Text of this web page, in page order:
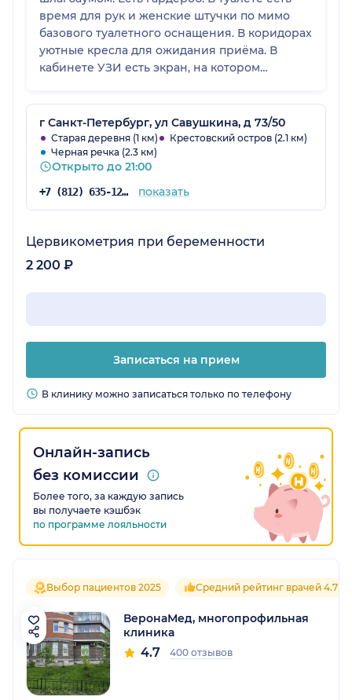
время для рук и женские штучки по мимо
базового туалетного оснащения. В коридорах
уютные кресла для ожидания приёма. В
кабинете УЗИ есть экран, на котором
врач. Большая заметная вывеска, есть
указатели, где какая часть клиники.
г Санкт-Петербург, ул Савушкина, д 73/50
Старая деревня (1 км)
Крестовский остров (2.1 км)
Черная речка (2.3 км)
Открыто до 21:00
+7 (812) 635-12-04 показать
Цервикометрия при беременности
2 200 ₽
Записаться на прием
В клинику можно записаться только по телефону
Онлайн-запись
без комиссии
Более того, за каждую запись
вы получаете кэшбэк
по программе лояльности
Выбор пациентов 2025 Средний рейтинг врачей 4.7
ВеронаМед, многопрофильная
клиника
4.7 400 отзывов